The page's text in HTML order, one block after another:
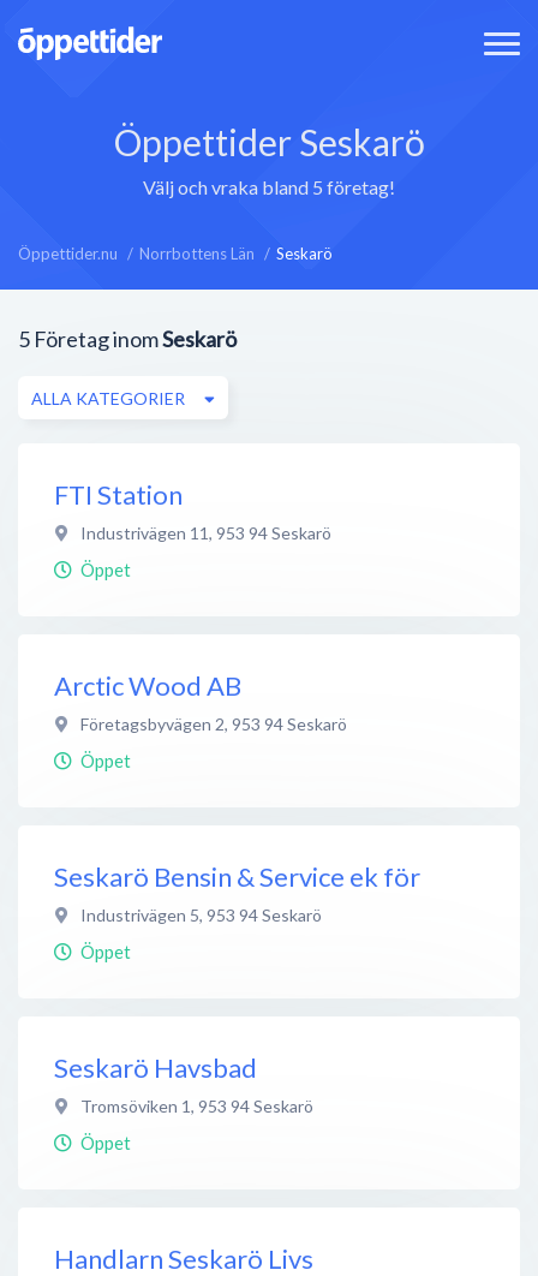
Öppettider Seskarö
Välj och vraka bland 5 företag!
Öppettider.nu Norrbottens Län Seskarö
5 Företag inomSeskarö
ALLA KATEGORIER
FTI Station
Industrivägen 11, 953 94Seskarö
Öppet
Arctic Wood AB
Företagsbyvägen 2, 953 94Seskarö
Öppet
Seskarö Bensin & Service ek för
Industrivägen 5, 953 94Seskarö
Öppet
Seskarö Havsbad
Tromsöviken 1, 953 94Seskarö
Öppet
Handlarn Seskarö Livs